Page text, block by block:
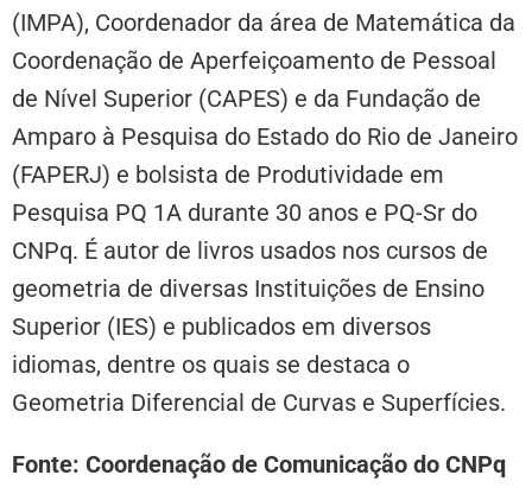
(IMPA), Coordenador da área de Matemática da
Coordenação de Aperfeiçoamento de Pessoal
de Nível Superior (CAPES) e da Fundação de
Amparo à Pesquisa do Estado do Rio de Janeiro
(FAPERJ) e bolsista de Produtividade em
Pesquisa PQ 1A durante 30 anos e PQ-Sr do
CNPq. É autor de livros usados nos cursos de
geometria de diversas Instituições de Ensino
Superior (IES) e publicados em diversos
idiomas, dentre os quais se destaca o
Geometria Diferencial de Curvas e Superfícies.
Fonte: Coordenação de Comunicação do CNPq